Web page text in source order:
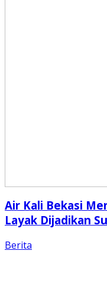
Air Kali Bekasi
Layak Dijadikan
Berita